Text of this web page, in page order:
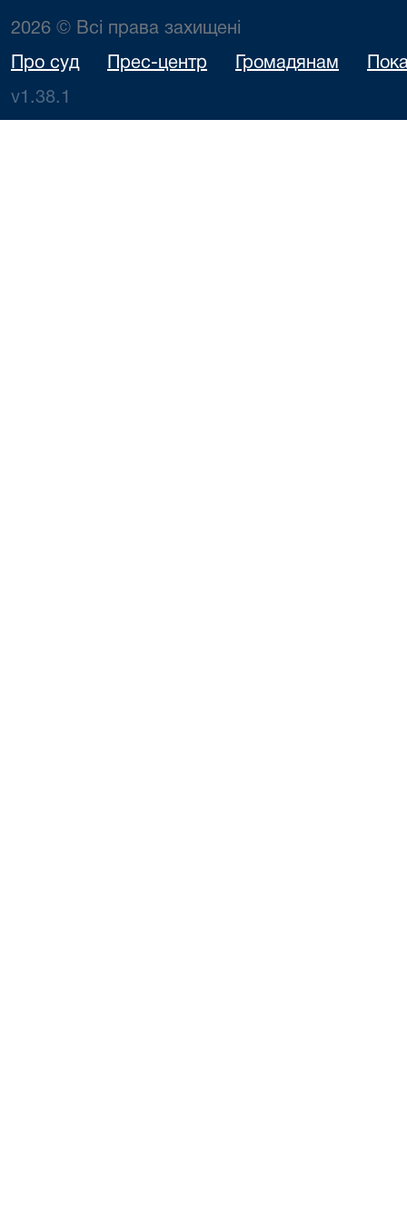
2026 © Всі права захищені
Про суд Прес-центр Громадянам
v1.38.1